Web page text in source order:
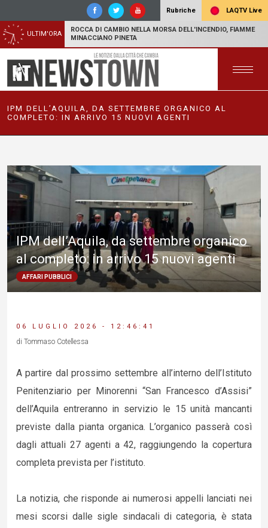
Rubriche LAQTV Live
ULTIM'ORA
ROCCA DI CAMBIO NELLA MORSA DELL'INCENDIO, FIAMME
MINACCIANO PINETA
IPM DELL’AQUILA, DA SETTEMBRE ORGANICO AL
COMPLETO: IN ARRIVO 15 NUOVI AGENTI
IPM dell’Aquila, da settembre organico
al completo: in arrivo 15 nuovi agenti
AFFARI PUBBLICI
06 LUGLIO 2026 - 12:46:41
di Tommaso Cotellessa
A partire dal prossimo settembre all’interno dell’Istituto
Penitenziario per Minorenni “San Francesco d’Assisi”
dell’Aquila entreranno in servizio le 15 unità mancanti
previste dalla pianta organica. L’organico passerà così
dagli attuali 27 agenti a 42, raggiungendo la copertura
completa prevista per l’istituto.
La notizia, che risponde ai numerosi appelli lanciati nei
mesi scorsi dalle sigle sindacali di categoria, è stata